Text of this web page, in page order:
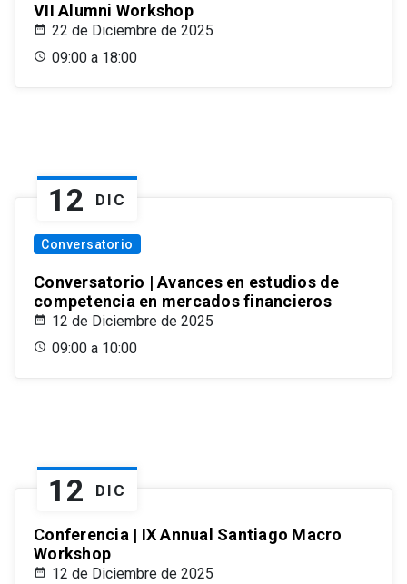
VII Alumni Workshop
22 de Diciembre de 2025
09:00 a 18:00
12 DIC
Conversatorio
Conversatorio | Avances en estudios de
competencia en mercados financieros
12 de Diciembre de 2025
09:00 a 10:00
12 DIC
Conferencia | IX Annual Santiago Macro
Workshop
12 de Diciembre de 2025